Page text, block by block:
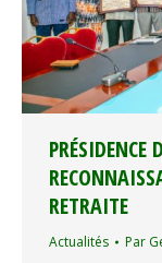
RETRAITE
Actualités Par